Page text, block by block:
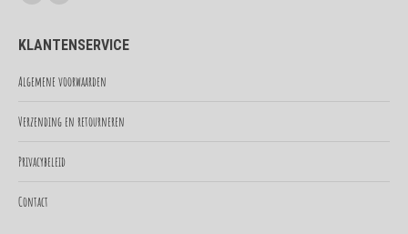
Facebook
opens
in
window
Instagram
opens
in
window
KLANTENSERVICE
Algemene voorwaarden
Verzending en retourneren
Privacybeleid
Contact